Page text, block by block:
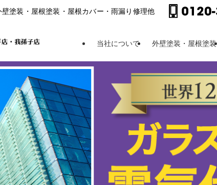
塗装・屋根塗装・屋根カバー・⾬漏り修理他
当社について 外壁塗装・屋根塗装